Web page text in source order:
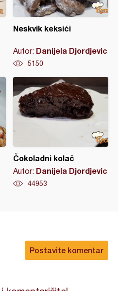
Neskvik keksići
Autor: Danijela Djordjevic
5150
Čokoladni kolač
Autor: Danijela Djordjevic
44953
Postavite komentar